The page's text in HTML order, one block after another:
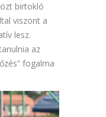
birtokló
viszont a
lesz.
az
fogalma